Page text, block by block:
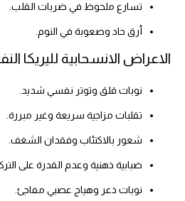
تسارع ملحوظ في ضربات القلب.
أرق حاد وصعوبة في النوم.
الاعراض الانسحابية لليريكا
نوبات قلق وتوتر نفسي شديد.
تقلبات مزاجية سريعة وغير مبررة.
شعور بالاكتئاب وفقدان الشغف.
ضبابية ذهنية وعدم القدرة على
نوبات ذعر وهياج عصبي مفاجئ.